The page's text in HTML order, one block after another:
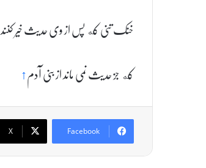
خنک تنی که پس از وی حدیث خیر کنند
که جز حدیث نمی‌ ماند از بنی ‌آدم↑
Facebook
X